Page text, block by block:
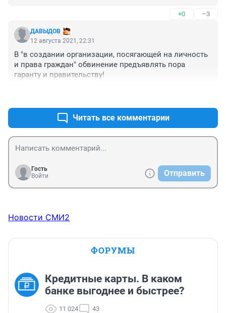
+0 –3
ДАВЫДОВ
12 августа 2021, 22:31
В "в создании организации, посягающей на личность
и права граждан" обвинение предъявлять пора
гаранту и правительству!
Читать все комментарии
Гость
Войти
Отправить
Новости СМИ2
ФОРУМЫ
Кредитные карты. В каком
банке выгоднее и быстрее?
11 024 43